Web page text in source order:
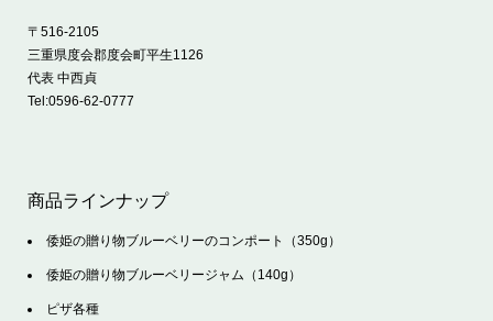
〒516-2105
三重県度会郡度会町平生1126
代表 中西貞
Tel:0596-62-0777
商品ラインナップ
倭姫の贈り物ブルーベリーのコンポート（350g）
倭姫の贈り物ブルーベリージャム（140g）
ピザ各種